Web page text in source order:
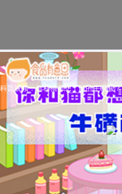
科普视频：你和猫都想了解的牛磺酸？